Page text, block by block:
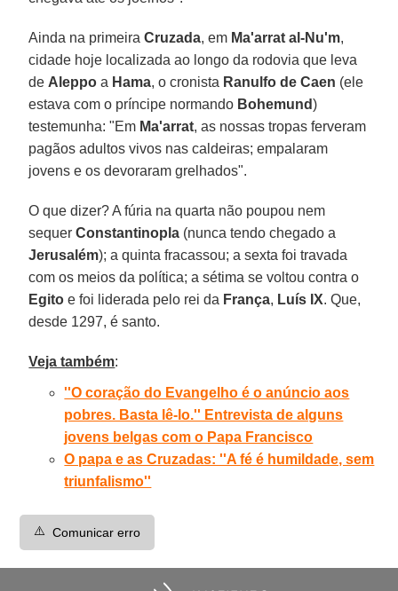
Ainda na primeiraCruzada, em Ma'arrat al-Nu'm,
cidade hoje localizada ao longo da rodovia que leva
de Aleppo a Hama, o cronista Ranulfo de Caen (ele
estava com o príncipe normando Bohemund)
testemunha: "Em Ma'arrat, as nossas tropas ferveram
pagãos adultos vivos nas caldeiras; empalaram
jovens e os devoraram grelhados".
O que dizer? A fúria na quarta não poupou nem
sequerConstantinopla (nunca tendo chegado a
Jerusalém); a quinta fracassou; a sexta foi travada
com os meios da política; a sétima se voltou contra o
Egito e foi liderada pelo rei da França, Luís IX. Que,
desde 1297, é santo.
Veja também:
''O coração do Evangelho é o anúncio aos
pobres. Basta lê-lo.'' Entrevista de alguns
jovens belgas com o Papa Francisco
O papa e as Cruzadas: ''A fé é humildade, sem
triunfalismo''
⚠️ Comunicar erro